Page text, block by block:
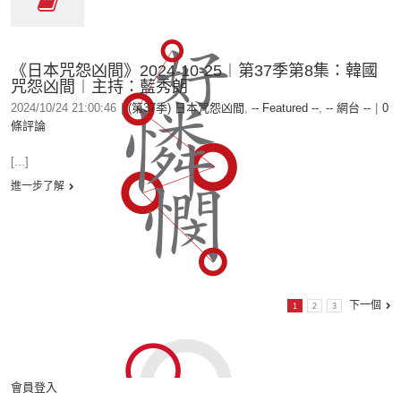
《日本咒怨凶間》2024-10-25︱第37季第8集：韓國
咒怨凶間︱主持：藍秀朗
2024/10/24 21:00:46 | (第37季) 日本咒怨凶間 , -- Featured --, -- 網台 --
0
條評論
[...]
進一步了解
1 2 3 下一個
會員登入